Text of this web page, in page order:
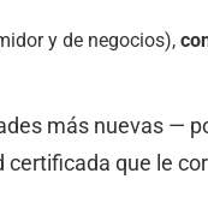
y de negocios),
más nuevas —
que le